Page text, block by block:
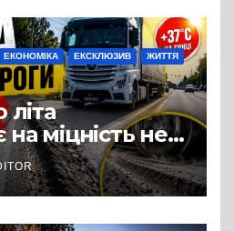
м’яса птиці
ЕКОНОМІКА ЕКСКЛЮЗИВ ЖИТТЯ
літа
міцність не
а й дороги